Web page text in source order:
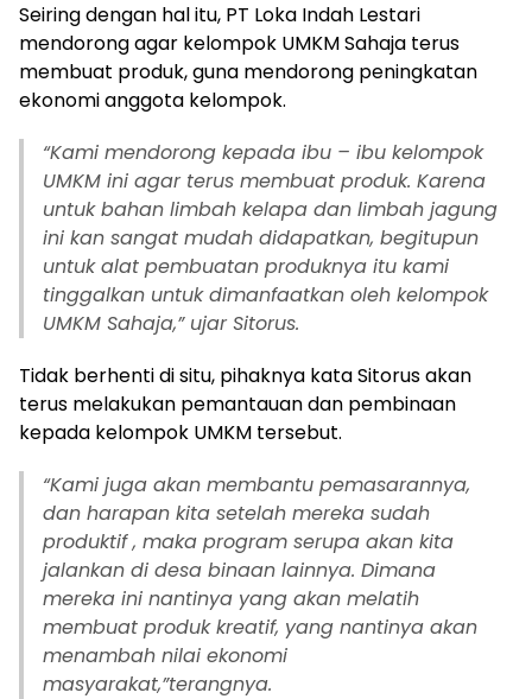
Seiring dengan hal itu, PT Loka Indah Lestari
mendorong agar kelompok UMKM Sahaja terus
membuat produk, guna mendorong peningkatan
ekonomi anggota kelompok.
“Kami mendorong kepada ibu – ibu kelompok
UMKM ini agar terus membuat produk. Karena
untuk bahan limbah kelapa dan limbah jagung
ini kan sangat mudah didapatkan, begitupun
untuk alat pembuatan produknya itu kami
tinggalkan untuk dimanfaatkan oleh kelompok
UMKM Sahaja,” ujar Sitorus.
Tidak berhenti di situ, pihaknya kata Sitorus akan
terus melakukan pemantauan dan pembinaan
kepada kelompok UMKM tersebut.
“Kami juga akan membantu pemasarannya,
dan harapan kita setelah mereka sudah
produktif , maka program serupa akan kita
jalankan di desa binaan lainnya. Dimana
mereka ini nantinya yang akan melatih
membuat produk kreatif, yang nantinya akan
menambah nilai ekonomi
masyarakat,”terangnya.